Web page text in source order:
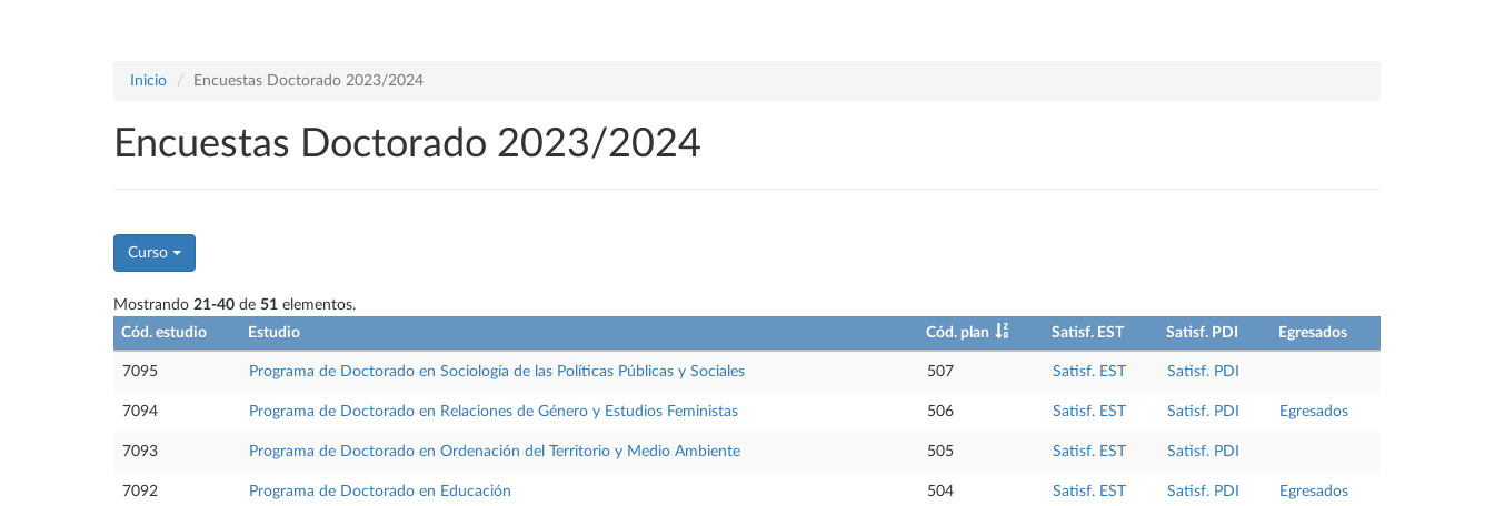
Inicio Encuestas Doctorado 2023/2024
Encuestas Doctorado 2023/2024
Curso
Mostrando 21-40 de 51 elementos.
Cód. estudio
Estudio Cód. plan Satisf. EST Satisf. PDI Egresados
7095 Programa de Doctorado en Sociología de las Políticas Públicas y Sociales 507 Satisf. EST Satisf. PDI
7094 Programa de Doctorado en Relaciones de Género y Estudios Feministas 506 Satisf. EST Satisf. PDI Egresados
7093 Programa de Doctorado en Ordenación del Territorio y Medio Ambiente 505 Satisf. EST Satisf. PDI
7092 Programa de Doctorado en Educación 504 Satisf. EST Satisf. PDI Egresados